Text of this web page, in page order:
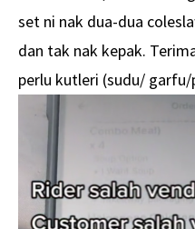
set ni nak dua-dua
dan tak nak kepak.
perlu kutleri (sudu/ garfu/